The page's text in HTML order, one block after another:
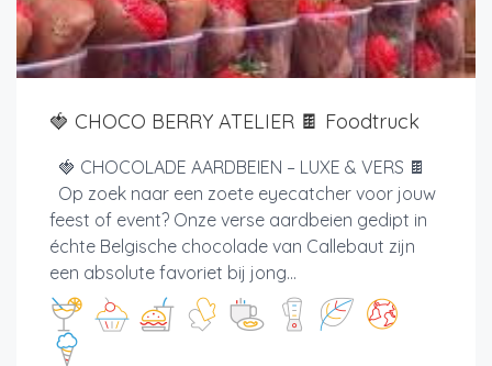
🍓 CHOCO BERRY ATELIER 🍫 Foodtruck
🍓 CHOCOLADE AARDBEIEN – LUXE & VERS 🍫
Op zoek naar een zoete eyecatcher voor jouw
feest of event? Onze verse aardbeien gedipt in
échte Belgische chocolade van Callebaut zijn
een absolute favoriet bij jong...